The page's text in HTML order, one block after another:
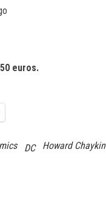
euros.
DC Howard Chaykin